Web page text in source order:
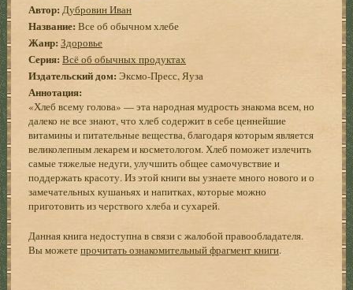
Автор: Дубровин Иван
Название: Все об обычном хлебе
Жанр: Здоровье
Серия: Всё об обычных продуктах
Издательский дом: Эксмо-Пресс, Яуза
Аннотация:
«Хлеб всему голова» — эта народная мудрость знакома всем, но
далеко не все знают, что хлеб содержит в себе ценнейшие
витамины и питательные вещества, благодаря которым является
великолепным лекарем и косметологом. Хлеб поможет излечить
самые тяжелые недуги, улучшить общее самочувствие и
поддержать красоту. Из этой книги вы узнаете много нового и о
замечательных кушаньях и напитках, которые можно
приготовить из черствого хлеба и сухарей.
Данная книга недоступна в связи с жалобой правообладателя.
Вы можетепрочитать ознакомительный фрагмент книги.